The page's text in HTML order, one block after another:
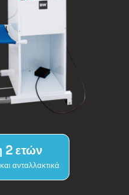
2 ετών
ανταλλακτικά